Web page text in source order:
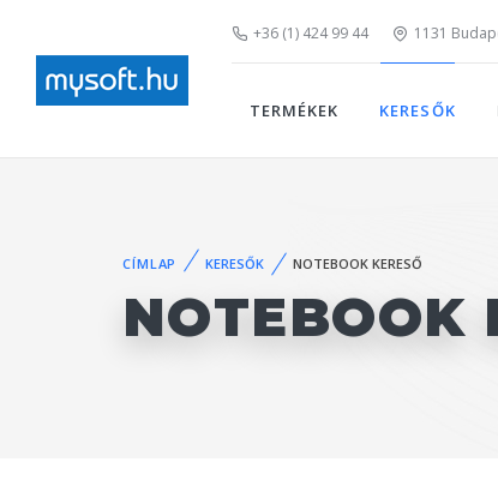
+36 (1) 424 99 44 1131
TERMÉKEK KERESŐK
CÍMLAP KERESŐK NOTEBOOK KERESŐ
NOTEBOOK